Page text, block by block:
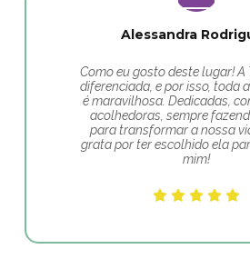
Alessandra
Como eu gosto deste lugar! A
diferenciada, e por isso, toda
é maravilhosa. Dedicadas,
acolhedoras, sempre
para transformar a nossa
grata por ter escolhido ela
mim!